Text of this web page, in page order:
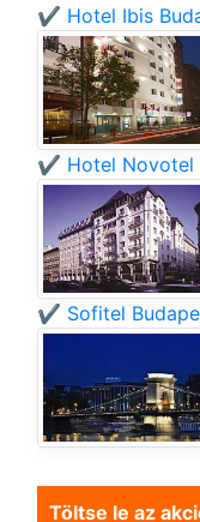
✔️ Hotel Ibis
✔️ Hotel Novotel
✔️ Sofitel
Töltse le az